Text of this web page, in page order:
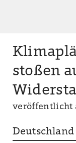
stoßen
veröffentlicht
Deutschland